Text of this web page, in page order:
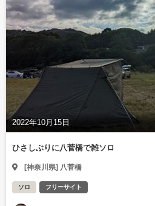
2022年10月15日
ひさしぶりに八菅橋で雑ソロ
[神奈川県] 八菅橋
ソロ フリーサイト